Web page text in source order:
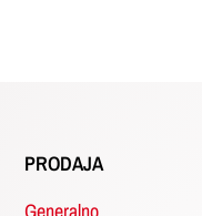
PRODAJA